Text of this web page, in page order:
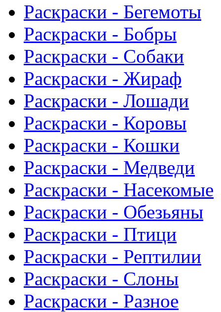
Раскраски - Бегемоты
Раскраски - Бобры
Раскраски - Собаки
Раскраски - Жираф
Раскраски - Лошади
Раскраски - Коровы
Раскраски - Кошки
Раскраски - Медведи
Раскраски - Насекомые
Раскраски - Обезьяны
Раскраски - Птици
Раскраски - Рептилии
Раскраски - Слоны
Раскраски - Разное